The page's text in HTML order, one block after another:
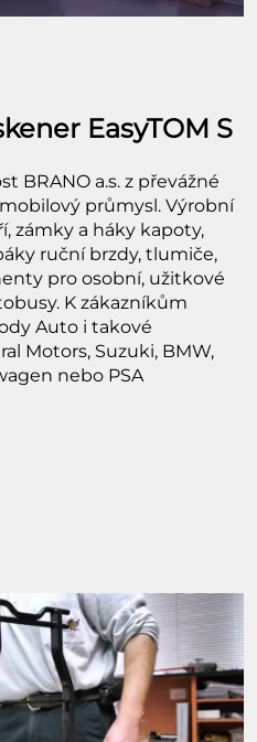
EasyTOM S
BRANO a.s. z převážné
průmysl. Výrobní
zámky a háky kapoty,
ruční brzdy, tlumiče,
pro osobní, užitkové
K zákazníkům
Auto i takové
Motors, Suzuki, BMW,
nebo PSA